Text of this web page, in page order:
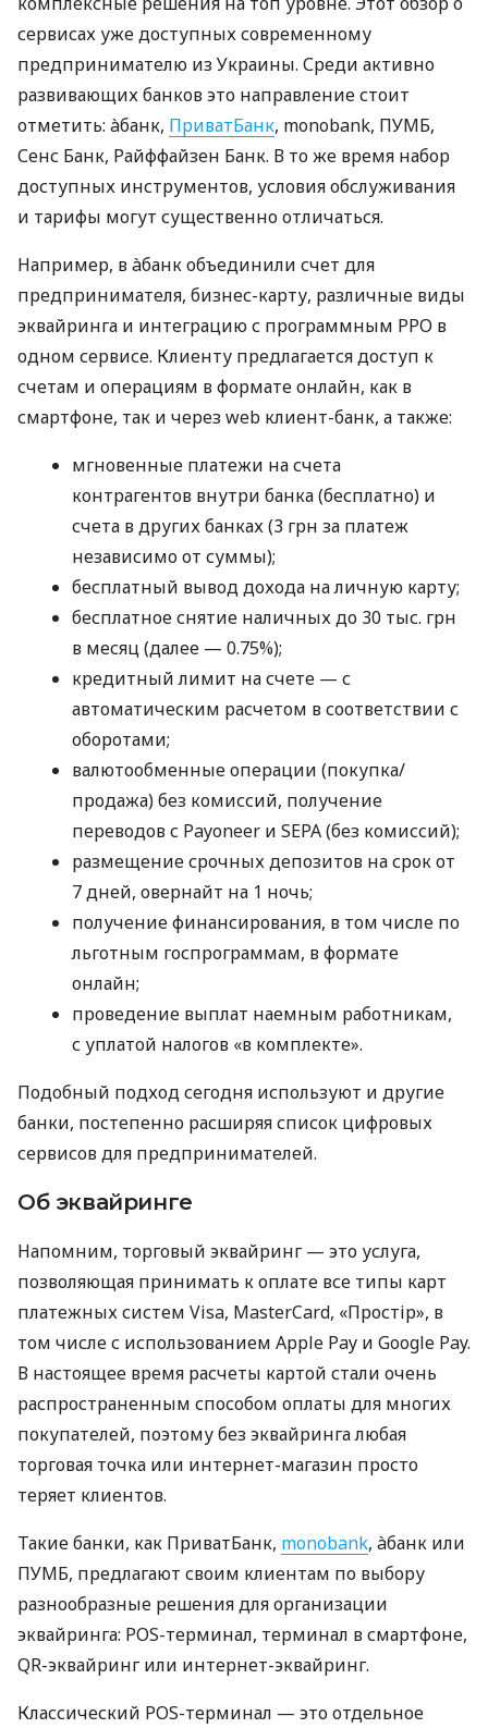
сервисах уже доступных современному
предпринимателю из Украины. Среди активно
развивающих банков это направление стоит
отметить: àбанк, ПриватБанк, monobank, ПУМБ,
Сенс Банк, Райффайзен Банк. В то же время набор
доступных инструментов, условия обслуживания
и тарифы могут существенно отличаться.
Например, в àбанк объединили счет для
предпринимателя, бизнес-карту, различные виды
эквайринга и интеграцию с программным РРО в
одном сервисе. Клиенту предлагается доступ к
счетам и операциям в формате онлайн, как в
смартфоне, так и через web клиент-банк, а также:
мгновенные платежи на счета
контрагентов внутри банка (бесплатно) и
счета в других банках (3 грн за платеж
независимо от суммы);
бесплатный вывод дохода на личную карту;
бесплатное снятие наличных до 30 тыс. грн
в месяц (далее — 0.75%);
кредитный лимит на счете — с
автоматическим расчетом в соответствии с
оборотами;
валютообменные операции (покупка/
продажа) без комиссий, получение
переводов с Payoneer и SEPA (без комиссий);
размещение срочных депозитов на срок от
7 дней, овернайт на 1 ночь;
получение финансирования, в том числе по
льготным госпрограммам, в формате
онлайн;
проведение выплат наемным работникам,
с уплатой налогов «в комплекте».
Подобный подход сегодня используют и другие
банки, постепенно расширяя список цифровых
сервисов для предпринимателей.
Об эквайринге
Напомним, торговый эквайринг — это услуга,
позволяющая принимать к оплате все типы карт
платежных систем Visa, MasterCard, «Простір», в
том числе с использованием Apple Pay и Google Pay.
В настоящее время расчеты картой стали очень
распространенным способом оплаты для многих
покупателей, поэтому без эквайринга любая
торговая точка или интернет-магазин просто
теряет клиентов.
Такие банки, как ПриватБанк, monobank, àбанк или
ПУМБ, предлагают своим клиентам по выбору
разнообразные решения для организации
эквайринга: POS-терминал, терминал в смартфоне,
QR-эквайринг или интернет-эквайринг.
Классический POS-терминал — это отдельное